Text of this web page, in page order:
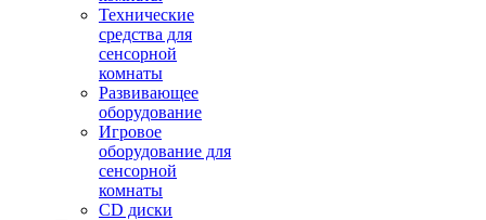
Технические
средства для
сенсорной
комнаты
Развивающее
оборудование
Игровое
оборудование для
сенсорной
комнаты
CD диски